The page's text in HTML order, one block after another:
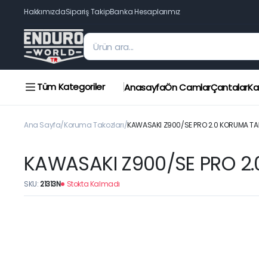
HakkımızdaSipariş TakipBanka Hesaplarımız
Tüm Kategoriler AnasayfaÖn CamlarÇantalar
Ana Sayfa Koruma Takozları KAWASAKI Z900/SE PRO 2.0 KORUMA
KAWASAKI Z900/SE PRO
SKU:21313N Stokta Kalmadı